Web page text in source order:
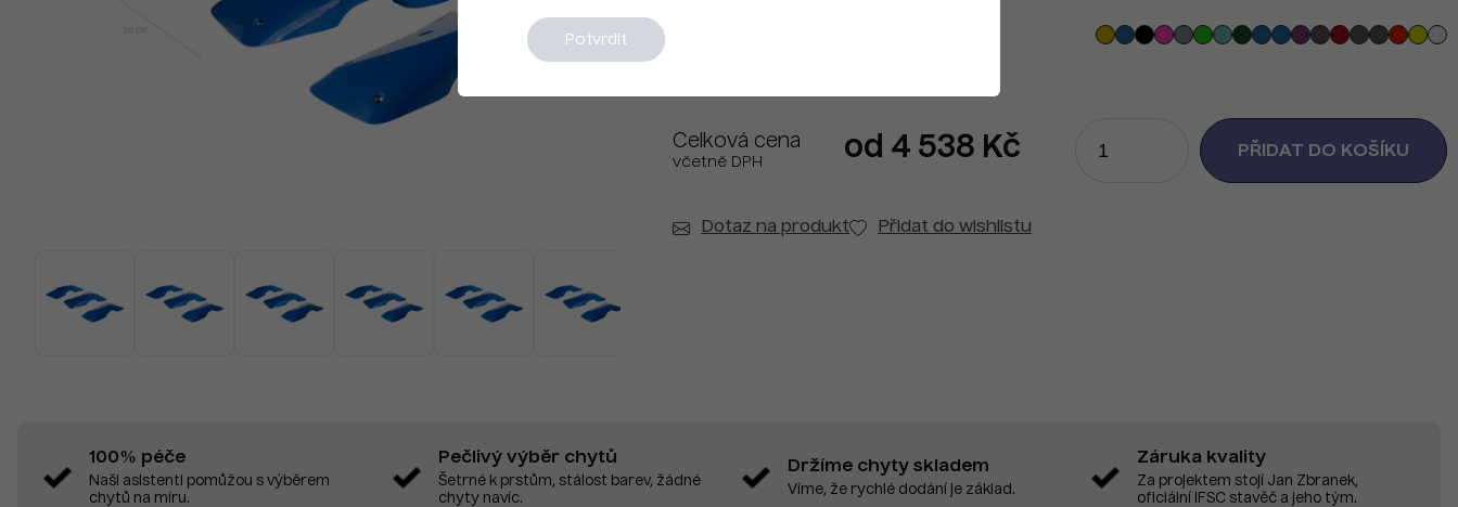
Celková cena
včetně DPH od 4 538 Kč
Dotaz na produkt Přidat do wishlistu
100% péče
Naši asistenti pomůžou s výběrem
chytů na míru.
Pečlivý výběr chytů
Šetrné k prstům, stálost barev, žádné
chyty navíc.
Držíme chyty skladem
Víme, že rychlé dodání je základ.
Záruka kvality
Za projektem stojí Jan Zbranek,
oficiální IFSC stavěč a jeho tým.
Potvrdit